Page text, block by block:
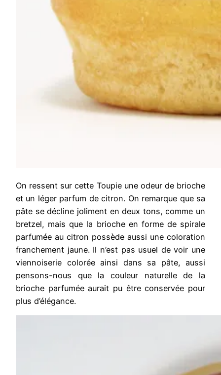
On ressent sur cette Toupie une odeur de brioche
et un léger parfum de citron. On remarque que sa
pâte se décline joliment en deux tons, comme un
bretzel, mais que la brioche en forme de spirale
parfumée au citron possède aussi une coloration
franchement jaune. Il n’est pas usuel de voir une
viennoiserie colorée ainsi dans sa pâte, aussi
pensons-nous que la couleur naturelle de la
brioche parfumée aurait pu être conservée pour
plus d’élégance.